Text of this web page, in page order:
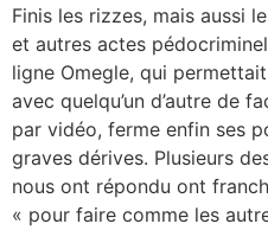
Finis les rizzes, mais aussi
et autres actes
ligne Omegle, qui
avec quelqu’un d’autre de
par vidéo, ferme enfin ses
graves dérives. Plusieurs
nous ont répondu ont
« pour faire comme les